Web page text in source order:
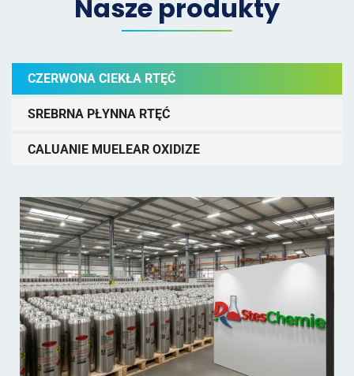
Nasze produkty
CZERWONA CIEKŁA RTĘĆ
SREBRNA PŁYNNA RTĘĆ
CALUANIE MUELEAR OXIDIZE